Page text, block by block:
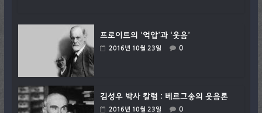
프로이트의 ‘억압’과 ‘웃음’
2016년 10월 23일 0
김성우 박사 칼럼 : 베르그송의 웃음론
2016년 10월 23일 0